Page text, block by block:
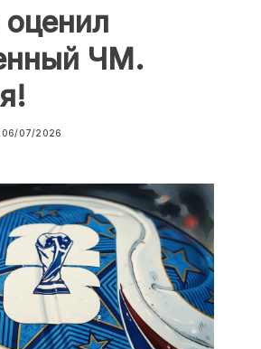
ЧМ.
06/07/2026